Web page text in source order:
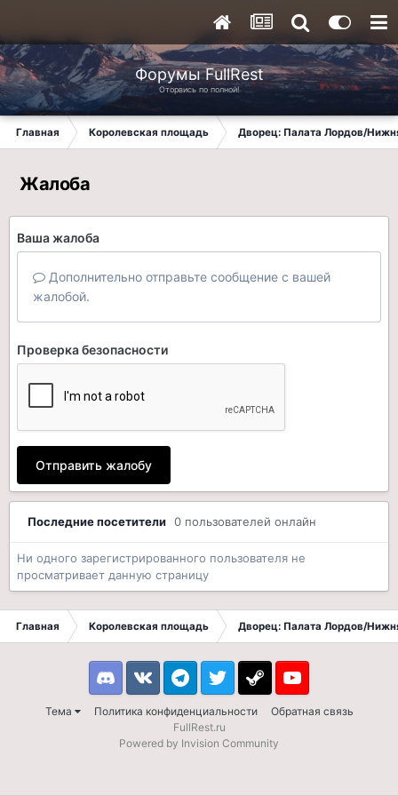
Форумы FullRest
Оторвись по полной!
Главная Королевская площадь Дворец: Палата Лордов/
Жалоба
Ваша жалоба
Дополнительно отправьте сообщение с вашей
жалобой.
Проверка безопасности
Отправить жалобу
Последние посетители 0 пользователей онлайн
Ни одного зарегистрированного пользователя не
просматривает данную страницу
Главная Королевская площадь Дворец: Палата Лордов/
Тема Политика конфиденциальности Обратная связь
DiscordVK TelegramTwitter Steam Youtube
FullRest.ru
Powered by Invision Community